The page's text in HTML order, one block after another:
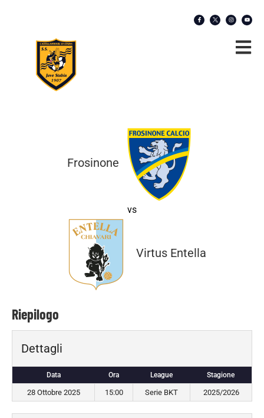
Frosinone
vs
Virtus Entella
Riepilogo
Dettagli
Data Ora League Stagione
28 Ottobre 2025 15:00 Serie BKT 2025/2026